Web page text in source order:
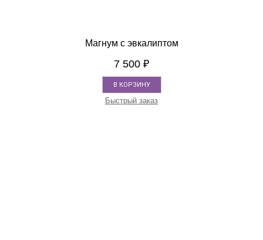
Магнум с эвкалиптом
7 500 ₽
В КОРЗИНУ
Быстрый заказ